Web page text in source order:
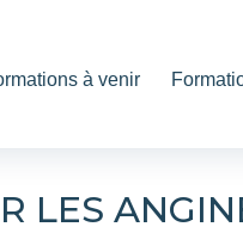
à venir
LES